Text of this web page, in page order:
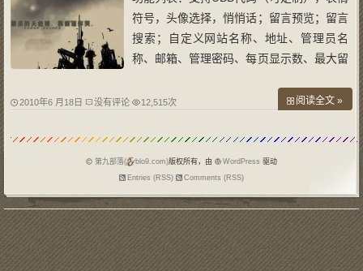
符号，头像选择，悄悄话；留言预览；留言
搜索；自定义网站名称、地址、管理员名
称、邮箱、管理密码、每页显示数、最大留
核；管理员可发布公告，可编辑留言和公
计功能；封锁IP；批量管理功能；广告阻
挡；QQ
2010年6 月18日 没有评论 12,515次 阅读全文 »
第九部落( blo9.com)版权所有，由 WordPress 驱动
Entries (RSS)
Comments (RSS)